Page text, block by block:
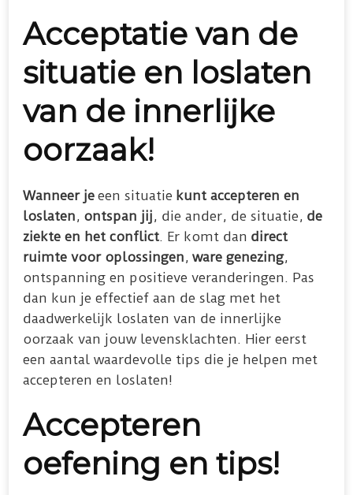
Acceptatie van de
situatie en loslaten
van de innerlijke
oorzaak!
Wanneer je een situatie kunt accepteren en
loslaten, ontspan jij, die ander, de situatie, de
ziekte en het conflict . Er komt dan direct
ruimte voor oplossingen, ware genezing,
ontspanning en positieve veranderingen. Pas
dan kun je effectief aan de slag met het
daadwerkelijk loslaten van de innerlijke
oorzaak van jouw levensklachten. Hier eerst
een aantal waardevolle tips die je helpen met
accepteren en loslaten!
Accepteren
oefening en tips!